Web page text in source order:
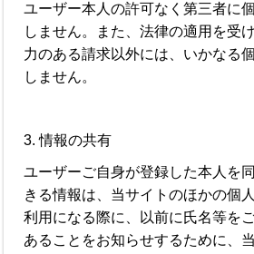
ユーザー本人の許可なく第三者に
しません。また、法律の適用を受
力のある請求以外には、いかなる
しません。
3. 情報の共有
ユーザーご自身が登録した本人を
きる情報は、当サイトのほかの個
利用になる際に、以前に氏名等を
あることをお知らせするために、